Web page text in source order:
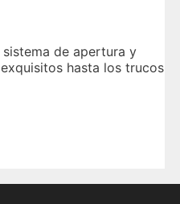
de apertura y
hasta los trucos